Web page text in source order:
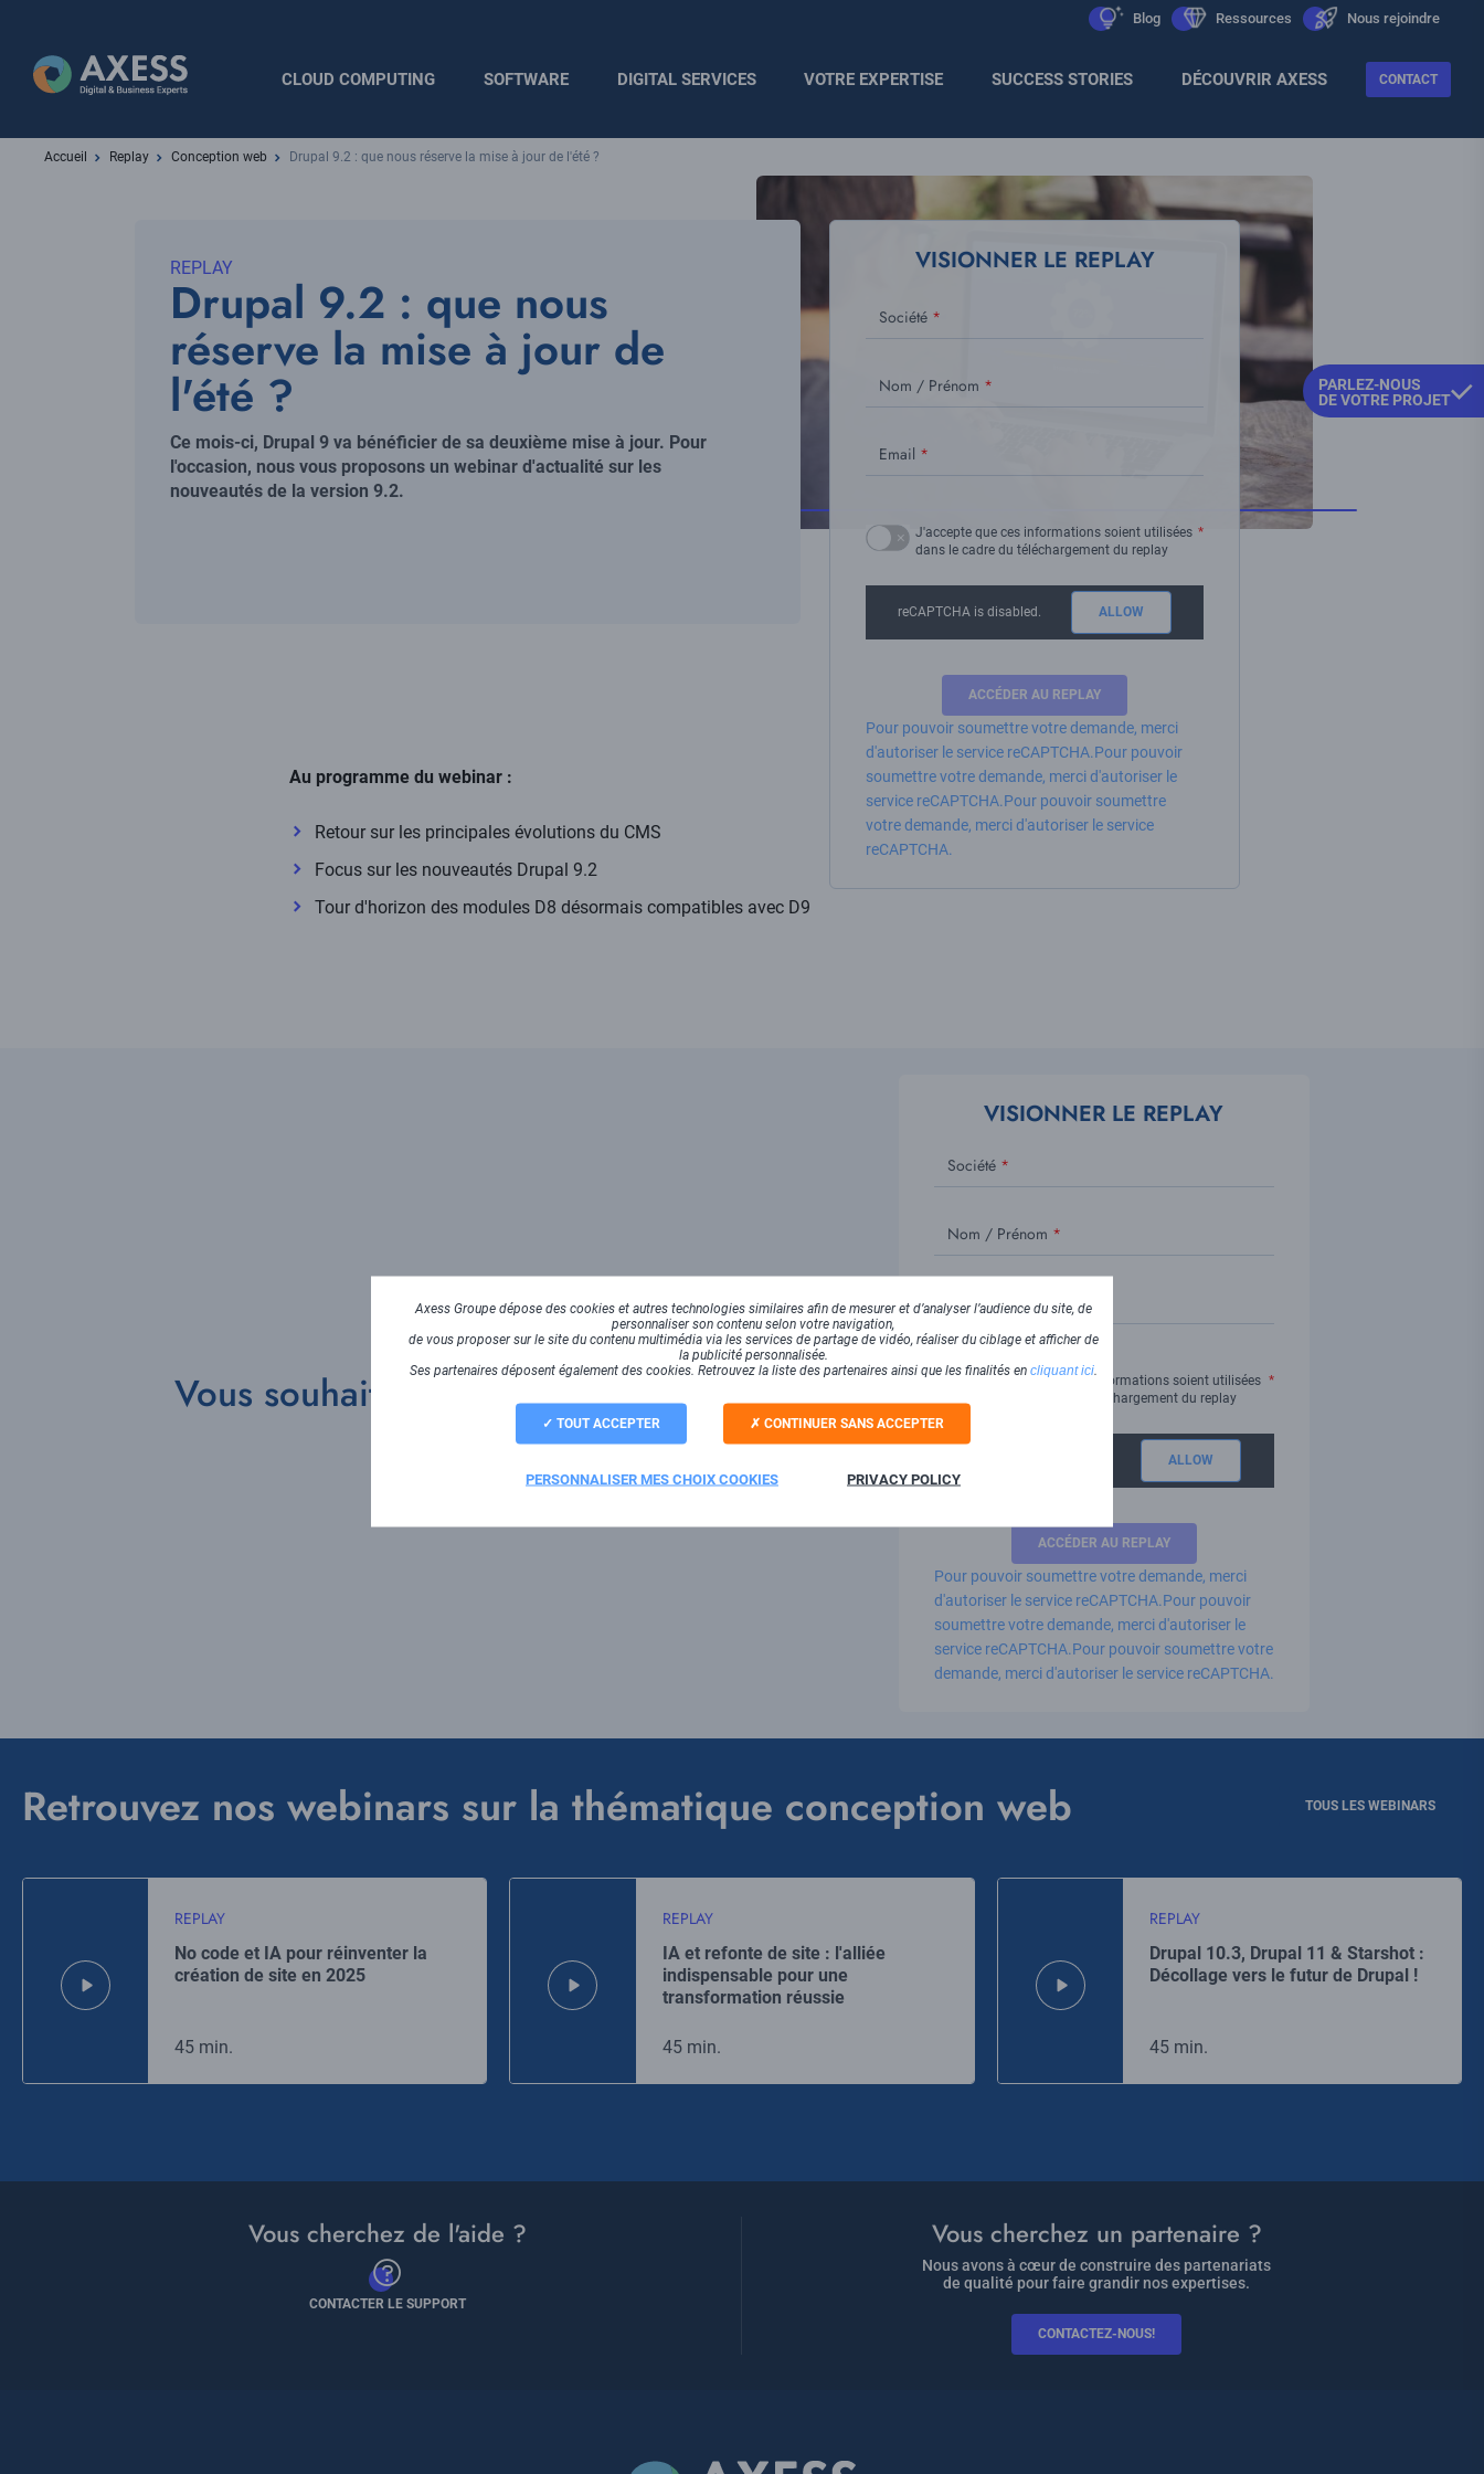
contenu
principal
Blog
icon Ressources
icon Nous rejoindre
icon
principale
CLOUD COMPUTING SOFTWARE DIGITAL SERVICES VOTRE EXPERTISE SUCCESS STORIES DÉCOUVRIR AXESS CONTACT
Accueil Replay Conception web Drupal 9.2 : que nous réserve la mise à jour de l'été ?
REPLAY
Drupal 9.2 : que nous
réserve la mise à jour de
l'été ?
Chapo
Ce mois-ci, Drupal 9 va bénéficier de sa deuxième mise à jour. Pour
l'occasion, nous vous proposons un webinar d'actualité sur les
nouveautés de la version 9.2.
Visuel
VISIONNER LE REPLAY
Société
Nom / Prénom
Email
J'accepte que ces informations soient utilisées
dans le cadre du téléchargement du replay
reCAPTCHA is disabled. ALLOW
Pour pouvoir soumettre votre demande, merci
d'autoriser le service reCAPTCHA.Pour pouvoir
soumettre votre demande, merci d'autoriser le
service reCAPTCHA.Pour pouvoir soumettre
votre demande, merci d'autoriser le service
reCAPTCHA.
Au programme du webinar :
Retour sur les principales évolutions du CMS
Focus sur les nouveautés Drupal 9.2
Tour d'horizon des modules D8 désormais compatibles avec D9
Vous souhaitez en savoir plus ?
VISIONNER LE REPLAY
Société
Nom / Prénom
Email
J'accepte que ces informations soient utilisées
dans le cadre du téléchargement du replay
ALLOW
Pour pouvoir soumettre votre demande, merci
d'autoriser le service reCAPTCHA.Pour pouvoir
soumettre votre demande, merci d'autoriser le
service reCAPTCHA.Pour pouvoir soumettre votre
demande, merci d'autoriser le service reCAPTCHA.
Retrouvez nos webinars sur la thématique conception web TOUS LES WEBINARS
REPLAY
No code et IA pour réinventer la
création de site en 2025
45 min.
REPLAY
IA et refonte de site : l'alliée
indispensable pour une
transformation réussie
45 min.
REPLAY
Drupal 10.3, Drupal 11 & Starshot :
Décollage vers le futur de Drupal !
45 min.
PARLEZ-NOUS
DE VOTRE PROJET
Vous cherchez de l'aide ?
CONTACTER LE SUPPORT
Vous cherchez un partenaire ?
Nous avons à cœur de construire des partenariats
de qualité pour faire grandir nos expertises.
CONTACTEZ-NOUS!
Axess Groupe dépose des cookies et autres technologies similaires afin de mesurer et d’analyser l’audience du site, de
personnaliser son contenu selon votre navigation,
de vous proposer sur le site du contenu multimédia via les services de partage de vidéo, réaliser du ciblage et afficher de
la publicité personnalisée.
Ses partenaires déposent également des cookies. Retrouvez la liste des partenaires ainsi que les finalités en cliquant ici.
TOUT ACCEPTER CONTINUER SANS ACCEPTER
PERSONNALISER MES CHOIX COOKIES PRIVACY POLICY